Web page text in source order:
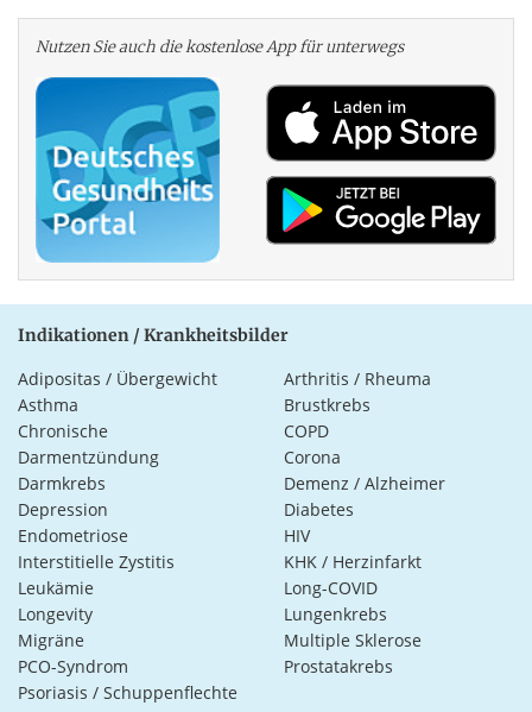
Nutzen Sie auch die kosten­lose App für unterwegs
Indikationen / Krankheitsbilder
Adipositas / Übergewicht
Arthritis / Rheuma
Asthma
Brustkrebs
Chronische
Darmentzündung
COPD
Corona
Darmkrebs
Demenz / Alzheimer
Depression
Diabetes
Endometriose
HIV
Interstitielle Zystitis
KHK / Herzinfarkt
Leukämie
Long-COVID
Longevity
Lungenkrebs
Migräne
Multiple Sklerose
PCO-Syndrom
Prostatakrebs
Psoriasis / Schuppenflechte